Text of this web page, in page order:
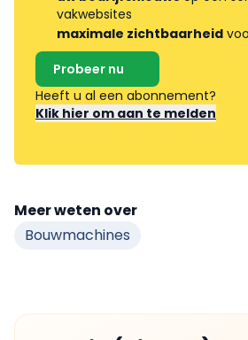
vakwebsites
maximale zichtbaarheid
Probeer nu
Heeft u al een abonnement?
Klik hier om aan te melden
Meer weten over
Bouwmachines